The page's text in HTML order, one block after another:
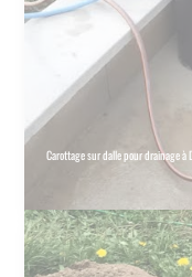
Carottage sur dalle pour drainage à